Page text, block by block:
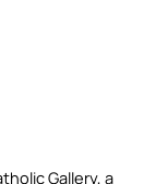
Gallery, a